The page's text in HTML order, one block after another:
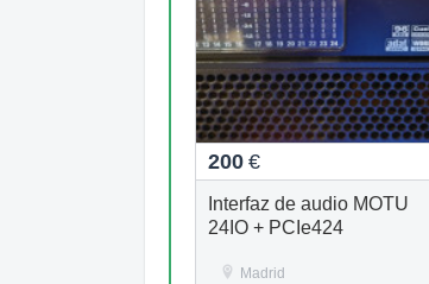
200 €
Interfaz de audio MOTU
24IO + PCIe424
Madrid